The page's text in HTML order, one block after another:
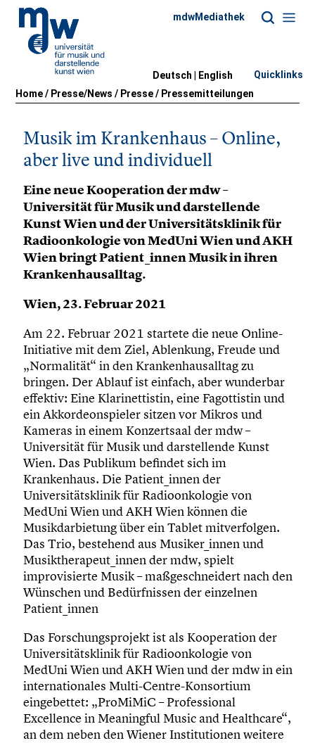
Home/ Presse/News / Presse/ Pressemitteilungen
mdwMediathek
Deutsch | English Quicklinks
Musik im Krankenhaus – Online,
aber live und individuell
Eine neue Kooperation der mdw –
Universität für Musik und darstellende
Kunst Wien und der Universitätsklinik für
Radioonkologie von MedUni Wien und AKH
Wien bringt Patient_innen Musik in ihren
Krankenhausalltag.
Wien, 23. Februar 2021
Am 22. Februar 2021 startete die neue Online-
Initiative mit dem Ziel, Ablenkung, Freude und
„Normalität“ in den Krankenhausalltag zu
bringen. Der Ablauf ist einfach, aber wunderbar
effektiv: Eine Klarinettistin, eine Fagottistin und
ein Akkordeonspieler sitzen vor Mikros und
Kameras in einem Konzertsaal der mdw –
Universität für Musik und darstellende Kunst
Wien. Das Publikum befindet sich im
Krankenhaus. Die Patient_innen der
Universitätsklinik für Radioonkologie von
MedUni Wien und AKH Wien können die
Musikdarbietung über ein Tablet mitverfolgen.
Das Trio, bestehend aus Musiker_innen und
Musiktherapeut_innen der mdw, spielt
improvisierte Musik – maßgeschneidert nach den
Wünschen und Bedürfnissen der einzelnen
Patient_innen
Das Forschungsprojekt ist als Kooperation der
Universitätsklinik für Radioonkologie von
MedUni Wien und AKH Wien und der mdw in ein
internationales Multi-Centre-Konsortium
eingebettet: „ProMiMiC – Professional
Excellence in Meaningful Music and Healthcare“,
an dem neben den Wiener Institutionen weitere